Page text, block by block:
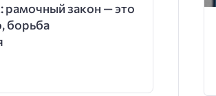
закон — это
борьба